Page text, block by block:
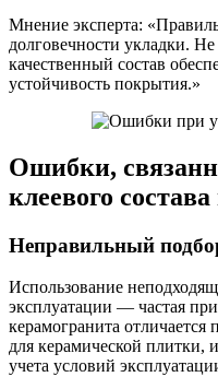
Мнение эксперта:
долговечности укладки.
качественный состав
устойчивость покрытия.»
Ошибки,
клеевого
Неправильный
Использование
эксплуатации — частая
керамогранита отличается
для керамической плитки,
учета условий